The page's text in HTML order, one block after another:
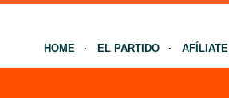
HOME EL PARTIDO AFÍLIATE